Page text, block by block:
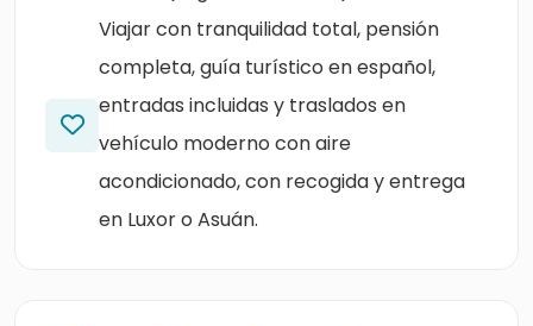
Viajar con tranquilidad total, pensión
completa, guía turístico en español,
entradas incluidas y traslados en
vehículo moderno con aire
acondicionado, con recogida y entrega
en Luxor o Asuán.